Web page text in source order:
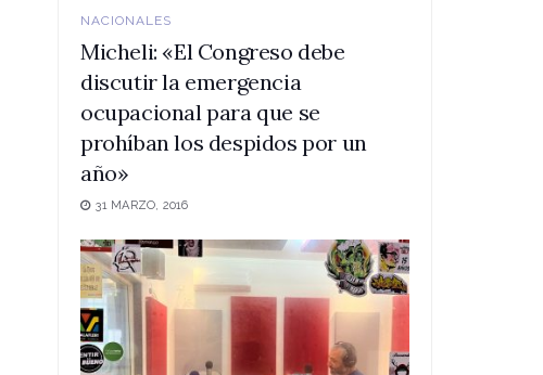
NACIONALES
Micheli: «El Congreso debe
discutir la emergencia
ocupacional para que se
prohíban los despidos por un
año»
31 MARZO, 2016